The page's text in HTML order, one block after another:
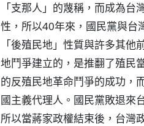
「支那人」的蔑稱，而成為
性，所以40年來，國民黨與台
「後殖民地」性質與許多其
地鬥爭建立的，是推翻了殖民
的反殖民地革命鬥爭的成功，
國主義代理人。國民黨敗退來
所以當蔣家政權結束後，台灣